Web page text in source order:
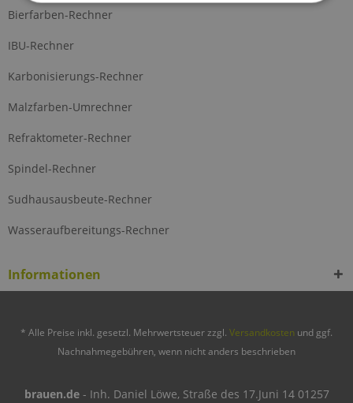
Bierfarben-Rechner
IBU-Rechner
Karbonisierungs-Rechner
Malzfarben-Umrechner
Refraktometer-Rechner
Spindel-Rechner
Sudhausausbeute-Rechner
Wasseraufbereitungs-Rechner
Informationen
* Alle Preise inkl. gesetzl. Mehrwertsteuer zzgl. Versandkosten und ggf.
Nachnahmegebühren, wenn nicht anders beschrieben
brauen.de- Inh. Daniel Löwe, Straße des 17.Juni 14 01257